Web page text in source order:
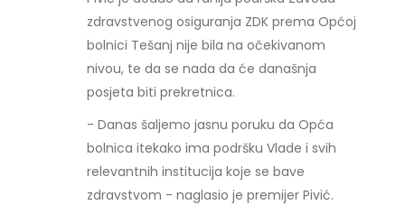
zdravstvenog osiguranja ZDK prema Općoj
bolnici Tešanj nije bila na očekivanom
nivou, te da se nada da će današnja
posjeta biti prekretnica.
- Danas šaljemo jasnu poruku da Opća
bolnica itekako ima podršku Vlade i svih
relevantnih institucija koje se bave
zdravstvom - naglasio je premijer Pivić.